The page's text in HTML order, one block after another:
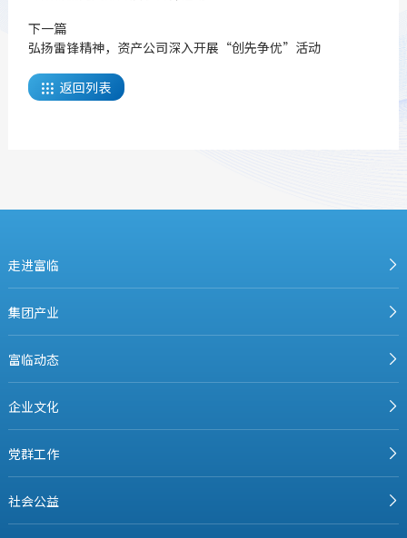
下一篇
弘扬雷锋精神，资产公司深入开展“创先争优”活动
 返回列表
走进富临
集团产业
富临动态
企业文化
党群工作
社会公益